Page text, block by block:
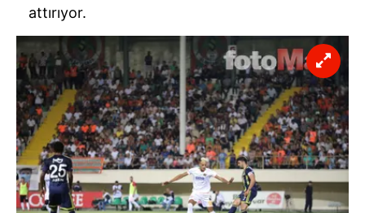
attırıyor.